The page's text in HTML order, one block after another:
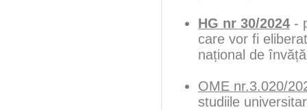
HG nr 30/2024 -
care vor fi
național de
OME nr.3.020/
studiile